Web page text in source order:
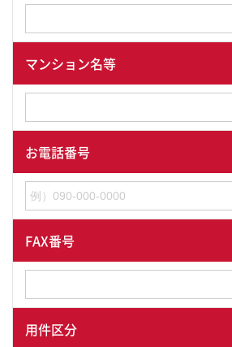
マンション名等
お電話番号
FAX番号
用件区分